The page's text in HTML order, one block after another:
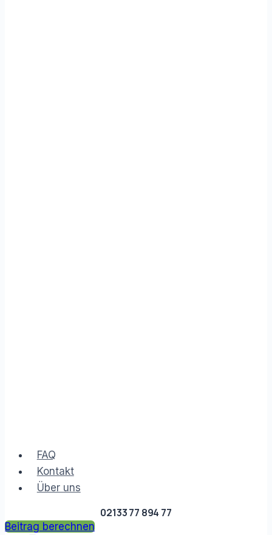
FAQ
Kontakt
Über uns
02133 77 894 77
Beitrag berechnen